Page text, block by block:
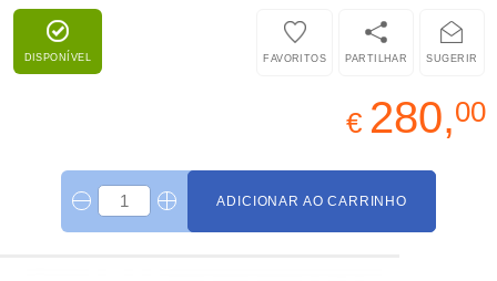
DISPONÍVEL SUGERIR
PARTILHAR
FAVORITOS
€ 280,00
ADICIONAR AO CARRINHO